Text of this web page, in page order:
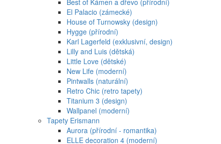
Best of Kámen a dřevo (přírodní)
El Palacio (zámecké)
House of Turnowsky (design)
Hygge (přírodní)
Karl Lagerfeld (exklusivní, design)
Lilly and Luis (dětská)
Little Love (dětské)
New Life (moderní)
Pintwalls (naturální)
Retro Chic (retro tapety)
Titanium 3 (design)
Wallpanel (moderní)
Tapety Erismann
Aurora (přírodní - romantika)
ELLE decoration 4 (moderní)